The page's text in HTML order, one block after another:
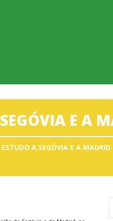
E A
A SEGÓVIA E A MADRID